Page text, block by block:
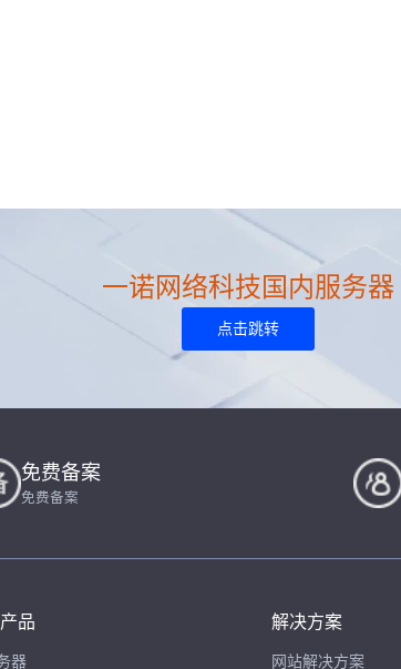
一诺网络科技国内服务器
点击跳转
免费备案
免费备案
品
器
解决方案
网站解决方案